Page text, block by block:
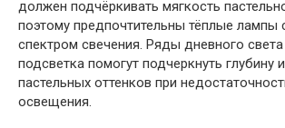
должен подчёркивать мягкость
поэтому предпочтительны тёплые лампы
спектром свечения. Ряды дневного света
подсветка помогут подчеркнуть глубину
пастельных оттенков при
освещения.